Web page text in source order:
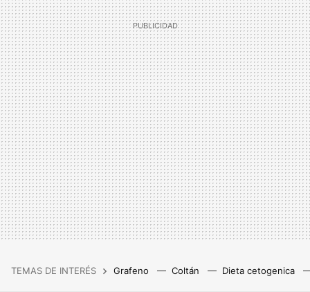
TEMAS DE INTERÉS Grafeno Coltán Dieta cetogenica